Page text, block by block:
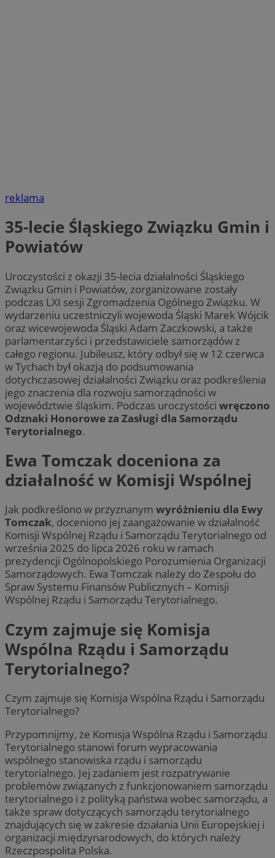
reklama
35-lecie Śląskiego Związku Gmin i
Powiatów
Uroczystości z okazji 35-lecia działalności Śląskiego
Związku Gmin i Powiatów, zorganizowane zostały
podczas LXI sesji Zgromadzenia Ogólnego Związku. W
wydarzeniu uczestniczyli wojewoda Śląski Marek Wójcik
oraz wicewojewoda Śląski Adam Zaczkowski, a także
parlamentarzyści i przedstawiciele samorządów z
całego regionu. Jubileusz, który odbył się w 12 czerwca
w Tychach był okazją do podsumowania
dotychczasowej działalności Związku oraz podkreślenia
jego znaczenia dla rozwoju samorządności w
województwie śląskim. Podczas uroczystości wręczono
Odznaki Honorowe za Zasługi dla Samorządu
Terytorialnego.
Ewa Tomczak doceniona za
działalność w Komisji Wspólnej
Jak podkreślono w przyznanym wyróżnieniu dla Ewy
Tomczak, doceniono jej zaangażowanie w działalność
Komisji Wspólnej Rządu i Samorządu Terytorialnego od
września 2025 do lipca 2026 roku w ramach
prezydencji Ogólnopolskiego Porozumienia Organizacji
Samorządowych. Ewa Tomczak należy do Zespołu do
Spraw Systemu Finansów Publicznych – Komisji
Wspólnej Rządu i Samorządu Terytorialnego.
Czym zajmuje się Komisja
Wspólna Rządu i Samorządu
Terytorialnego?
Czym zajmuje się Komisja Wspólna Rządu i Samorządu
Terytorialnego?
Przypomnijmy, że Komisja Wspólna Rządu i Samorządu
Terytorialnego stanowi forum wypracowania
wspólnego stanowiska rządu i samorządu
terytorialnego. Jej zadaniem jest rozpatrywanie
problemów związanych z funkcjonowaniem samorządu
terytorialnego i z polityką państwa wobec samorządu, a
także spraw dotyczących samorządu terytorialnego
znajdujących się w zakresie działania Unii Europejskiej i
organizacji międzynarodowych, do których należy
Rzeczpospolita Polska.